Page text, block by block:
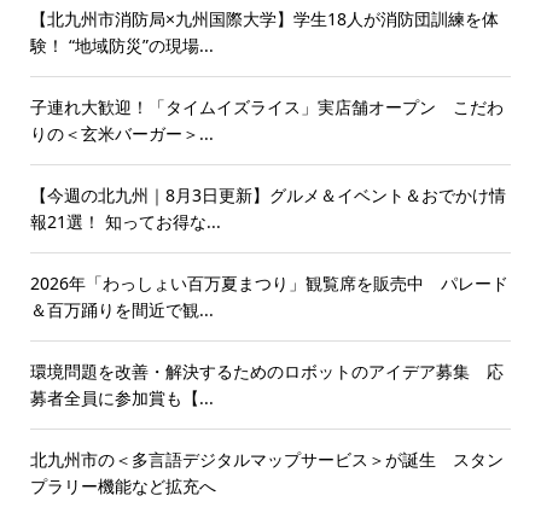
【北九州市消防局×九州国際大学】学生18人が消防団訓練を体
験！ “地域防災”の現場...
子連れ大歓迎！「タイムイズライス」実店舗オープン こだわ
りの＜玄米バーガー＞...
【今週の北九州｜8月3日更新】グルメ＆イベント＆おでかけ情
報21選！ 知ってお得な...
2026年「わっしょい百万夏まつり」観覧席を販売中 パレード
＆百万踊りを間近で観...
環境問題を改善・解決するためのロボットのアイデア募集 応
募者全員に参加賞も【...
北九州市の＜多言語デジタルマップサービス＞が誕生 スタン
プラリー機能など拡充へ